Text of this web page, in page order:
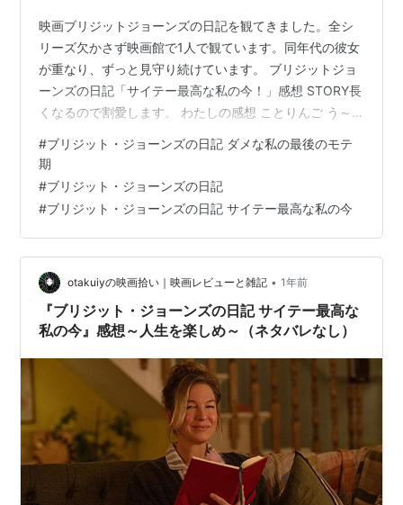
関連作品
ブリジット・ジョーンズの日記
（2001） シリーズ第
1作目
ブリジット・ジョーンズの日記 きれそうなわたしの
映画ブリジットジョーンズの日記を観てきました。全シ
リーズ欠かさず映画館で1人で観ています。同年代の彼女
が重なり、ずっと見守り続けています。 ブリジットジョ
ーンズの日記「サイテー最高な私の今！」感想 STORY長
くなるので割愛します。 わたしの感想 ことりんご う～
うことがとても気になりましたが 後でママ友たちが若く
て同級生の子どもが「おばあちゃん？」と言っていたの
がギリギリで結婚したんだった！！４３歳で妊娠したの
よね～ ということは、、ちなみに前回のレビューはこの
#ブリジット・ジョーンズの日記 ダメな私の最後のモテ
期
#ブリジット・ジョーンズの日記
#ブリジット・ジョーンズの日記 サイテー最高な私の今
otakuiyの映画拾い｜映画レビューと雑記 • 1年前
『ブリジット・ジョーンズの日記 サイテー最高な
私の今』感想～人生を楽しめ～（ネタバレなし）